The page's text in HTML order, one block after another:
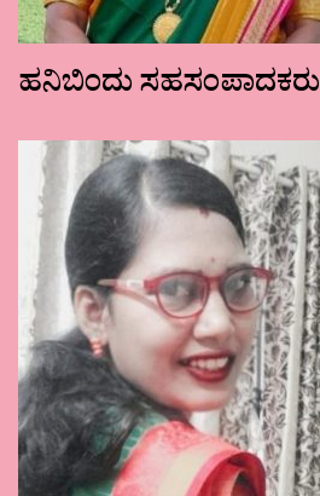
ಹನಿಬಿಂದು ಸಹಸಂಪಾದಕರು